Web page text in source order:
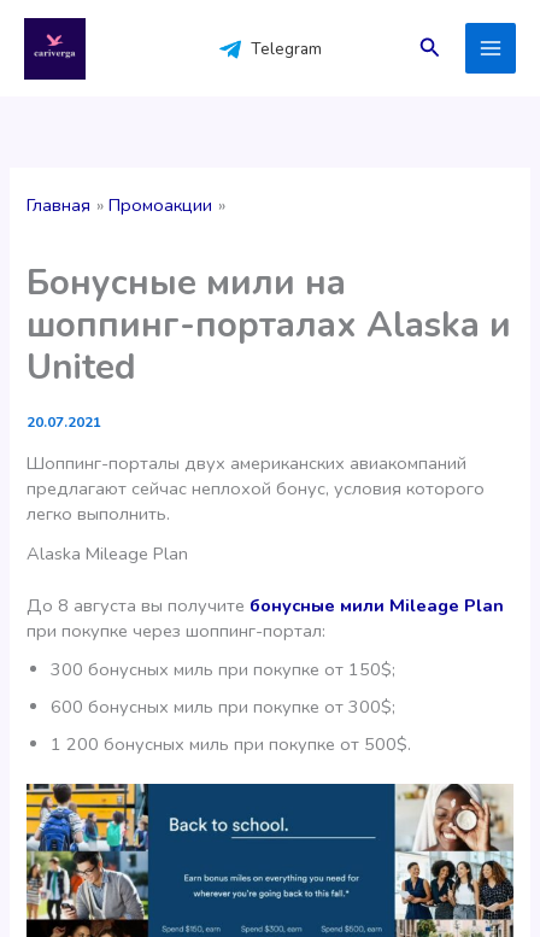
содержимому
Telegram Поиск
Главная Промоакции
Бонусные мили на
шоппинг-порталах Alaska и
United
20.07.2021
Шоппинг-порталы двух американских авиакомпаний
предлагают сейчас неплохой бонус, условия которого
легко выполнить.
Alaska Mileage Plan
До 8 августа вы получите бонусные мили Mileage Plan
при покупке через шоппинг-портал:
300 бонусных миль при покупке от 150$;
600 бонусных миль при покупке от 300$;
1 200 бонусных миль при покупке от 500$.